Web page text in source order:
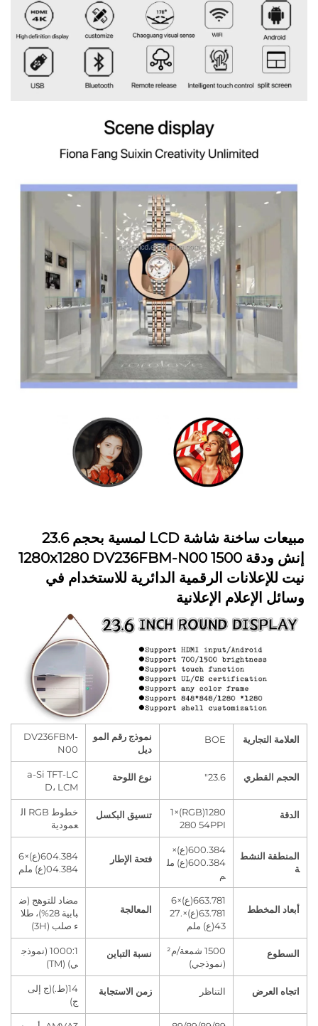
مبيعات ساخنة شاشة LCD لمسية بحجم 23.6
إنش ودقة 1280x1280 DV236FBM-N00 1500
نيت للإعلانات الرقمية الدائرية للاستخدام في
الإعلام الإعلانية
التجارية BOE
نموذج رقم المو
DV236FBM-
القطري 23.6"
a-Si TFT-LC
1280(RGB)×1
280 54PPI
تنسيق البكسل
خطوط RGB ال
النشط
600.384(ع)×
600.384(ع) مل
فتحة الإطار
604.384(ع)×6
663.781(ع)×6
63.781(ع)×27.
المعالجة
مضاد للتوهج (ض
بابية 28%)، طلا
1500 شمعة/م²
نسبة التباين
1000:1 (نموذج
التناظر زمن الاستجابة
14(ط.)(ج إلى